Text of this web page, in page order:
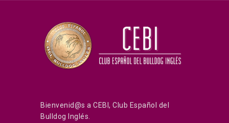
Bienvenid@s a CEBI, Club Español del
Bulldog Inglés.